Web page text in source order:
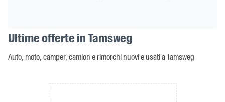
Ultime offerte in Tamsweg
Auto, moto, camper, camion e rimorchi nuovi e usati a Tamsweg